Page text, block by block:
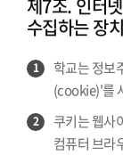
제7조. 인터
수집하는 장
1
학교는 정보
(cookie)'를
2
쿠키는 웹사
컴퓨터 브라